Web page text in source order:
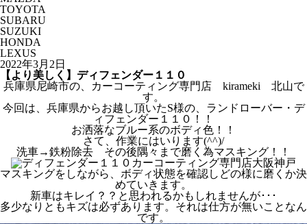
TOYOTA
SUBARU
SUZUKI
HONDA
LEXUS
2022年3月2日
【より美しく】ディフェンダー１１０
兵庫県尼崎市の、カーコーティング専門店 kirameki 北山で
す。
今回は、兵庫県からお越し頂いたS様の、ランドローバー・デ
ィフェンダー１１０！！
お洒落なブルー系のボディ色！！
さて、作業にはいります(^^)/
洗車→鉄粉除去 その後隅々まで磨く為マスキング！！
マスキングをしながら、ボディ状態を確認しどの様に磨くか決
めていきます。
新車はキレイ？？と思われるかもしれませんが･･･
多少なりともキズは必ずあります。それは仕方が無いことなん
です。